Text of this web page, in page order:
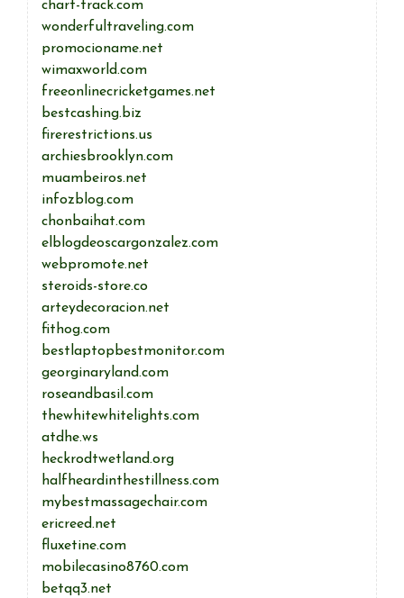
chart-track.com
wonderfultraveling.com
promocioname.net
wimaxworld.com
freeonlinecricketgames.net
bestcashing.biz
firerestrictions.us
archiesbrooklyn.com
muambeiros.net
infozblog.com
chonbaihat.com
elblogdeoscargonzalez.com
webpromote.net
steroids-store.co
arteydecoracion.net
fithog.com
bestlaptopbestmonitor.com
georginaryland.com
roseandbasil.com
thewhitewhitelights.com
atdhe.ws
heckrodtwetland.org
halfheardinthestillness.com
mybestmassagechair.com
ericreed.net
fluxetine.com
mobilecasino8760.com
betqq3.net